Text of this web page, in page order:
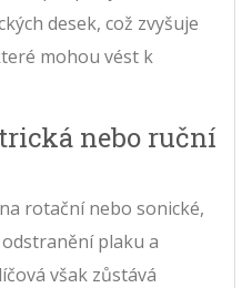
desek, což zvyšuje
mohou vést k
nebo ruční
rotační nebo sonické,
plaku a
však zůstává